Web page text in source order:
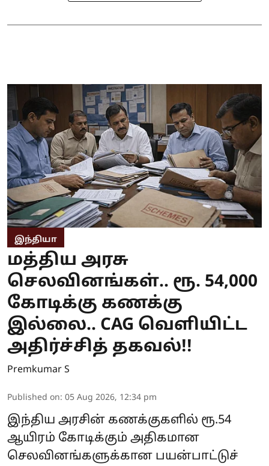
இந்தியா
மத்திய அரசு
செலவினங்கள்.. ரூ. 54,000
கோடிக்கு கணக்கு
இல்லை.. CAG வெளியிட்ட
அதிர்ச்சித் தகவல்!!
Premkumar S
Published on: 05 Aug 2026, 12:34 pm
இந்திய அரசின் கணக்குகளில் ரூ.54
ஆயிரம் கோடிக்கும் அதிகமான
செலவினங்களுக்கான பயன்பாட்டுச்